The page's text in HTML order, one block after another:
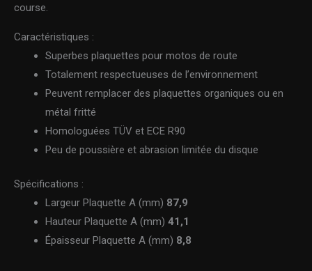
course.
Caractéristiques :
Superbes plaquettes pour motos de route
Totalement respectueuses de l’environnement
Peuvent remplacer des plaquettes organiques ou en
métal fritté
Homologuées TÜV et ECE R90
Peu de poussière et abrasion limitée du disque
Spécifications :
Largeur Plaquette A (mm) 87,9
Hauteur Plaquette A (mm) 41,1
Épaisseur Plaquette A (mm) 8,8